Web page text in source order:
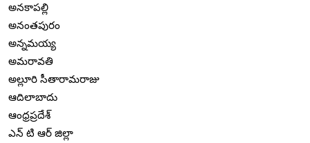
అనకాపల్లి
అనంతపురం
అన్నమయ్య
అమరావతి
అల్లూరి సీతారామరాజు
ఆదిలాబాదు
ఆంధ్రప్రదేశ్
ఎన్ టి ఆర్ జిల్లా